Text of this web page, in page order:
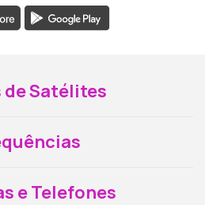
de Satélites
e Telefones